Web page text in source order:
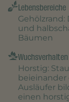
Lebensbereiche
Gehölzrand:
und
Bäumen
Wuchsverhalten
Horstig:
beieinander
Ausläufer
einen